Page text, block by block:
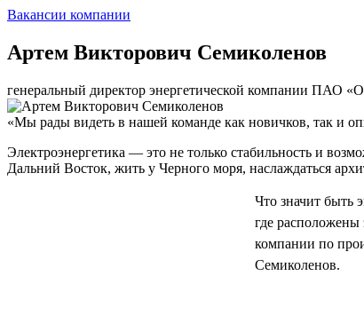
Вакансии компании
Артем Викторович Семиколенов
генеральный директор энергетической компании ПАО
«Мы рады видеть в нашей команде как новичков, так и
Электроэнергетика — это не только стабильность и
Дальний Восток, жить у Черного моря, наслаждаться
Что значит быть
где расположены
компании по
Семиколенов.